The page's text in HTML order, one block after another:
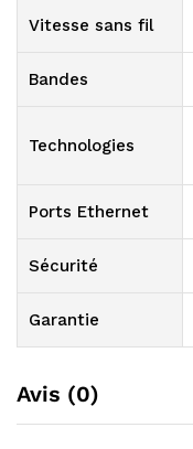
Vitesse sans fil
Bandes
Technologies
Ports Ethernet
Sécurité
Garantie
Avis (0)